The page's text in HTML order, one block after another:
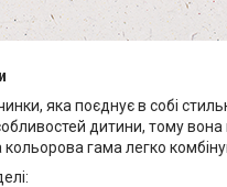
яка поєднує в собі
дитини, тому вона
гама легко